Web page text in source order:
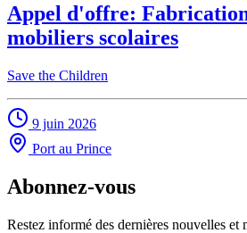
Appel d'offre:
mobiliers scolaires
Save the Children
9 juin 2026
Port au Prince
Abonnez-vous
Restez informé des dernières nouvelles et